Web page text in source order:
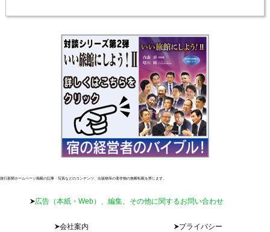
旅行新聞ホームページ掲載の記事・写真などのコンテンツ、出版物等の著作物の無断転載を禁じます。
広告（本紙・Web）、編集、その他に関するお問い合わせ
会社案内
プライバシー